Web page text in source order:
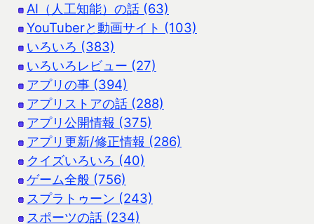
AI（人工知能）の話 (63)
YouTuberと動画サイト (103)
いろいろ (383)
いろいろレビュー (27)
アプリの事 (394)
アプリストアの話 (288)
アプリ公開情報 (375)
アプリ更新/修正情報 (286)
クイズいろいろ (40)
ゲーム全般 (756)
スプラトゥーン (243)
スポーツの話 (234)